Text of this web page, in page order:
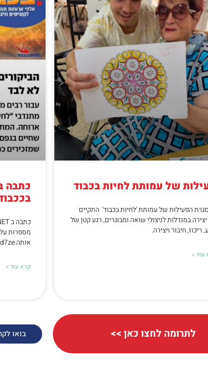
של עמותת לחיות בכבוד
הפעילות של עמותת 'לחיות בכבוד' התקיים
יצירה במנדלות לניצולי שואה ומבוגרים, רגע קטן של
ריכוז, חיבור ויצירה.
עוד »
מספרות על
אותה.https://www.ynet.co.il/activism/article/skc9ltd7ze
קרא עוד »
לתרומה לחצו כאן >> בואו